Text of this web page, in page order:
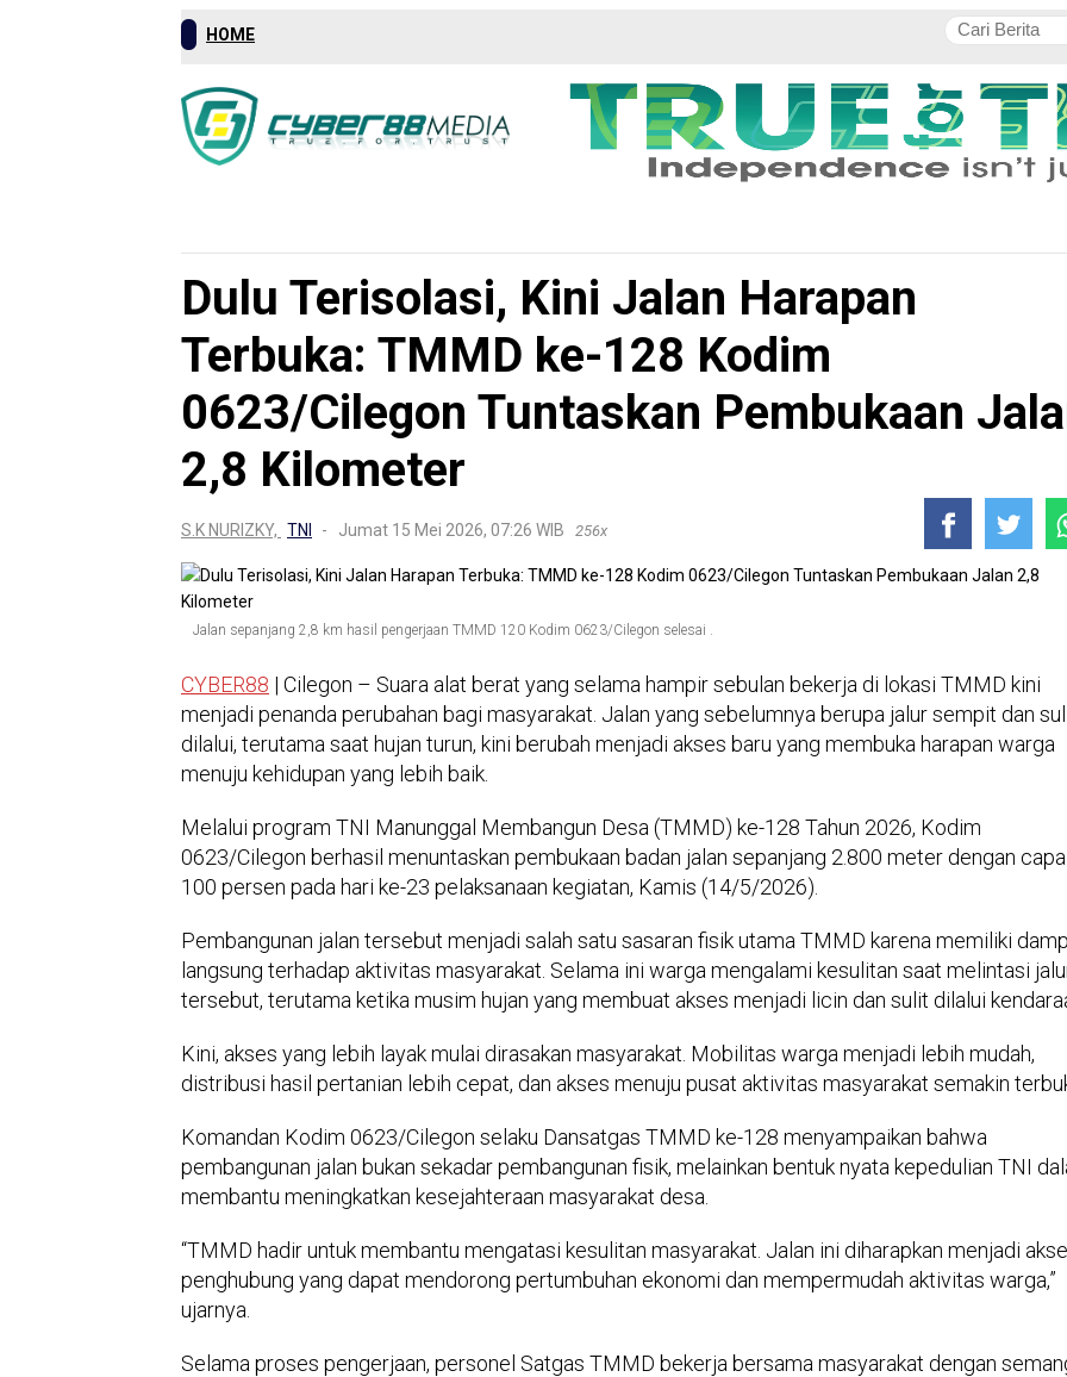
HOME
Dulu Terisolasi, Kini Jalan Harapan
Terbuka: TMMD ke-128 Kodim
0623/Cilegon Tuntaskan Pembukaan
2,8 Kilometer
S.K NURIZKY, TNI - Jumat 15 Mei 2026, 07:26 WIB 256x
Jalan sepanjang 2,8 km hasil pengerjaan TMMD 120 Kodim 0623/Cilegon selesai .
CYBER88 | Cilegon – Suara alat berat yang selama hampir sebulan bekerja di lokasi TMMD kini
menjadi penanda perubahan bagi masyarakat. Jalan yang sebelumnya berupa jalur sempit dan
dilalui, terutama saat hujan turun, kini berubah menjadi akses baru yang membuka harapan warga
menuju kehidupan yang lebih baik.
Melalui program TNI Manunggal Membangun Desa (TMMD) ke-128 Tahun 2026, Kodim
0623/Cilegon berhasil menuntaskan pembukaan badan jalan sepanjang 2.800 meter dengan
100 persen pada hari ke-23 pelaksanaan kegiatan, Kamis (14/5/2026).
Pembangunan jalan tersebut menjadi salah satu sasaran fisik utama TMMD karena memiliki
langsung terhadap aktivitas masyarakat. Selama ini warga mengalami kesulitan saat melintasi
tersebut, terutama ketika musim hujan yang membuat akses menjadi licin dan sulit dilalui
Kini, akses yang lebih layak mulai dirasakan masyarakat. Mobilitas warga menjadi lebih mudah,
distribusi hasil pertanian lebih cepat, dan akses menuju pusat aktivitas masyarakat semakin
Komandan Kodim 0623/Cilegon selaku Dansatgas TMMD ke-128 menyampaikan bahwa
pembangunan jalan bukan sekadar pembangunan fisik, melainkan bentuk nyata kepedulian TNI
membantu meningkatkan kesejahteraan masyarakat desa.
“TMMD hadir untuk membantu mengatasi kesulitan masyarakat. Jalan ini diharapkan menjadi
penghubung yang dapat mendorong pertumbuhan ekonomi dan mempermudah aktivitas warga,”
ujarnya.
Selama proses pengerjaan, personel Satgas TMMD bekerja bersama masyarakat dengan